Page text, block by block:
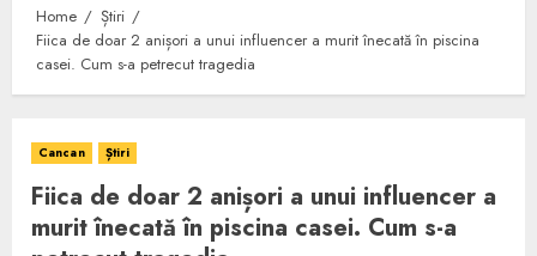
Home
Știri
Fiica de doar 2 anișori a unui influencer a murit înecată în piscina
casei. Cum s-a petrecut tragedia
Cancan Știri
Fiica de doar 2 anișori a unui influencer a
murit înecată în piscina casei. Cum s-a